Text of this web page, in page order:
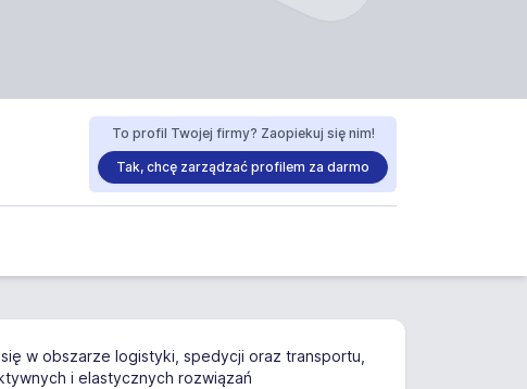
To profil Twojej firmy? Zaopiekuj się nim!
Tak, chcę zarządzać profilem za darmo
w obszarze logistyki, spedycji oraz transportu,
i elastycznych rozwiązań